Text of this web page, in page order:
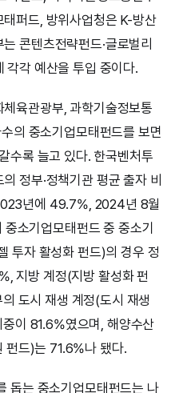
퍼드, 방위사업청은 K-방산
콘텐츠전략펀드·글로벌리
각각 예산을 투입 중이다.
육관광부, 과학기술정보통
의 중소기업모태펀드를 보면
수록 늘고 있다. 한국벤처투
정부·정책기관 평균 출자 비
년에 49.7%, 2024년 8월
소기업모태펀드 중 중소기
투자 활성화 펀드)의 경우 정
지방 계정(지방 활성화 펀
도시 재생 계정(도시 재생
이 81.6%였으며, 해양수산
펀드)는 71.6%나 됐다.
돕는 중소기업모태펀드는 나